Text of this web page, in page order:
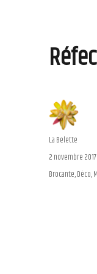
Auteur
La Belette
Publié
le
2 novembre 2017
Catégories
Brocante,Déco,